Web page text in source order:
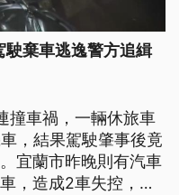
駛棄車逃逸警方追緝
撞車禍，一輛休旅車
，結果駕駛肇事後竟
宜蘭市昨晚則有汽車
，造成2車失控，再